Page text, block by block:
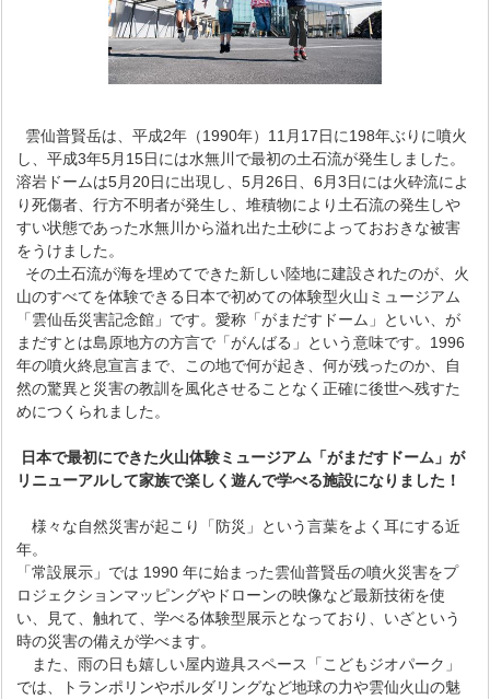
雲仙普賢岳は、平成2年（1990年）11月17日に198年ぶりに噴火
し、平成3年5月15日には水無川で最初の土石流が発生しました。
溶岩ドームは5月20日に出現し、5月26日、6月3日には火砕流によ
り死傷者、行方不明者が発生し、堆積物により土石流の発生しや
すい状態であった水無川から溢れ出た土砂によっておおきな被害
をうけました。
その土石流が海を埋めてできた新しい陸地に建設されたのが、火
山のすべてを体験できる日本で初めての体験型火山ミュージアム
「雲仙岳災害記念館」です。愛称「がまだすドーム」といい、が
まだすとは島原地方の方言で「がんばる」という意味です。1996
年の噴火終息宣言まで、この地で何が起き、何が残ったのか、自
然の驚異と災害の教訓を風化させることなく正確に後世へ残すた
めにつくられました。
日本で最初にできた火山体験ミュージアム「がまだすドーム」が
リニューアルして家族で楽しく遊んで学べる施設になりました！
様々な自然災害が起こり「防災」という言葉をよく耳にする近
年。
「常設展示」では 1990 年に始まった雲仙普賢岳の噴火災害をプ
ロジェクションマッピングやドローンの映像など最新技術を使
い、見て、触れて、学べる体験型展示となっており、いざという
時の災害の備えが学べます。
また、雨の日も嬉しい屋内遊具スペース「こどもジオパーク」
では、トランポリンやボルダリングなど地球の力や雲仙火山の魅